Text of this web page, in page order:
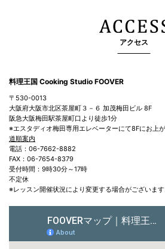
アクセス
料理王国 Cooking Studio FOOVER
〒530-0013
大阪府大阪市北区茶屋町３－６ 加茂梅田ビル 8F
阪急大阪梅田駅茶屋町口より徒歩1分
※エスタディオ梅田専用エレベーターにて8Fにお上が
道順案内
電話：06-7662-8882
FAX：06-7654-8379
受付時間：9時30分～17時
不定休
※レッスン開催状況により変更する場合がございます